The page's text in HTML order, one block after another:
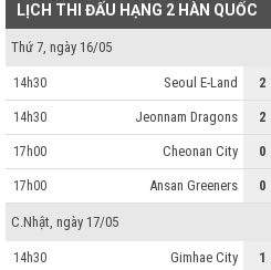
LỊCH THI ĐẤU HẠNG 2 HÀN QUỐC
Thứ 7, ngày 16/05
14h30 Seoul E-Land 2
14h30 Jeonnam Dragons 2
17h00 Cheonan City 0
17h00 Ansan Greeners 0
C.Nhật, ngày 17/05
14h30 Gimhae City 1